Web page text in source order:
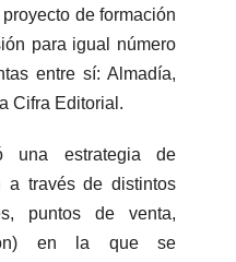
de formación
para igual número
entre sí: Almadía,
Cifra Editorial.
una estrategia de
a través de distintos
puntos de venta,
en la que se